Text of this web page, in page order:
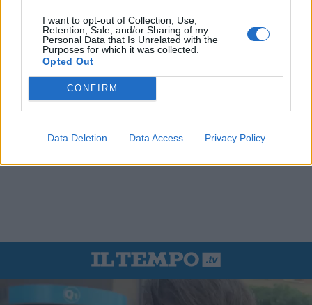
I want to opt-out of Collection, Use,
Retention, Sale, and/or Sharing of my
Personal Data that Is Unrelated with the
Purposes for which it was collected.
Opted Out
CONFIRM
Data Deletion Data Access Privacy Policy